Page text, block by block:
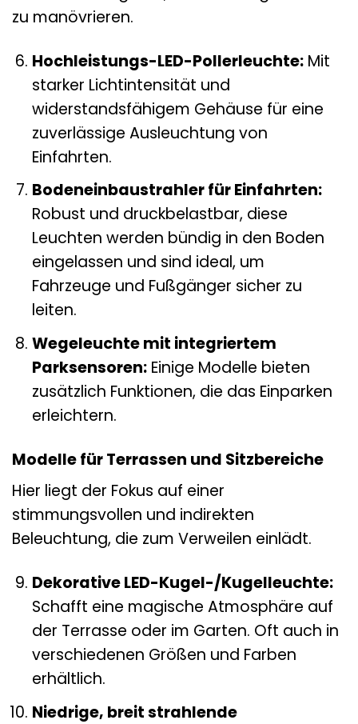
zu manövrieren.
Hochleistungs-LED-Pollerleuchte:Mit
starker Lichtintensität und
widerstandsfähigem Gehäuse für eine
zuverlässige Ausleuchtung von
Einfahrten.
Bodeneinbaustrahler für Einfahrten:
Robust und druckbelastbar, diese
Leuchten werden bündig in den Boden
eingelassen und sind ideal, um
Fahrzeuge und Fußgänger sicher zu
leiten.
Wegeleuchte mit integriertem
Parksensoren:Einige Modelle bieten
zusätzlich Funktionen, die das Einparken
erleichtern.
Modelle für Terrassen und Sitzbereiche
Hier liegt der Fokus auf einer
stimmungsvollen und indirekten
Beleuchtung, die zum Verweilen einlädt.
Dekorative LED-Kugel-/Kugelleuchte:
Schafft eine magische Atmosphäre auf
der Terrasse oder im Garten. Oft auch in
verschiedenen Größen und Farben
erhältlich.
Niedrige, breit strahlende